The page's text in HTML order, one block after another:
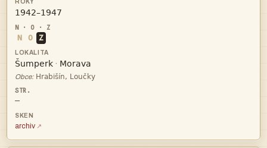

N O Z
 · 
Obce: 
—
archiv